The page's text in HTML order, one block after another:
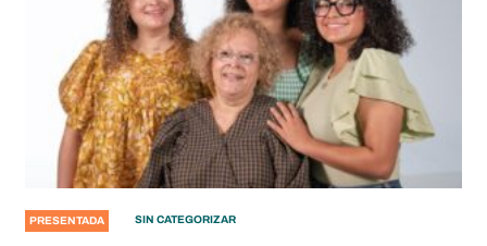
PRESENTADA SIN CATEGORIZAR